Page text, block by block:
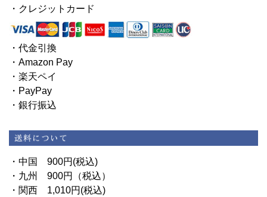
・クレジットカード
・代金引換
・Amazon Pay
・楽天ペイ
・PayPay
・銀行振込
・中国 900円(税込)
・九州 900円（税込）
・関西 1,010円(税込)